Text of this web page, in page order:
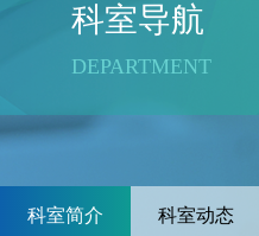
科室导航
DEPARTMENT
科室简介 科室动态